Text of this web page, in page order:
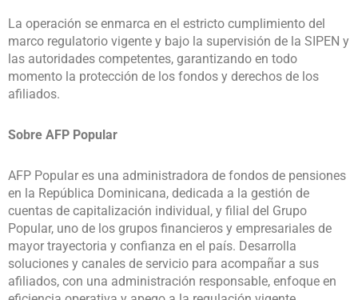
La operación se enmarca en el estricto cumplimiento del
marco regulatorio vigente y bajo la supervisión de la SIPEN y
las autoridades competentes, garantizando en todo
momento la protección de los fondos y derechos de los
afiliados.
Sobre AFP Popular
AFP Popular es una administradora de fondos de pensiones
en la República Dominicana, dedicada a la gestión de
cuentas de capitalización individual, y filial del Grupo
Popular, uno de los grupos financieros y empresariales de
mayor trayectoria y confianza en el país. Desarrolla
soluciones y canales de servicio para acompañar a sus
afiliados, con una administración responsable, enfoque en